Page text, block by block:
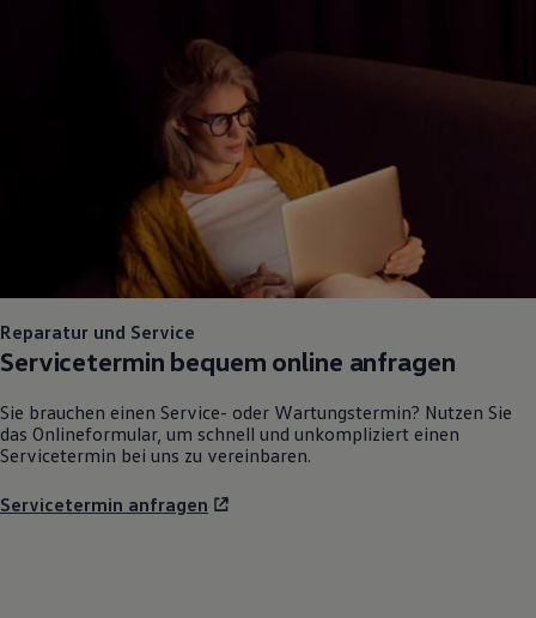
Bulli Magazin
Fahrzeugabholung ab Werk
Reparatur und Service
Servicetermin bequem online anfragen
Sie brauchen einen Service- oder Wartungstermin? Nutzen Sie
das Onlineformular, um schnell und unkompliziert einen
Servicetermin bei uns zu vereinbaren.
Servicetermin anfragen